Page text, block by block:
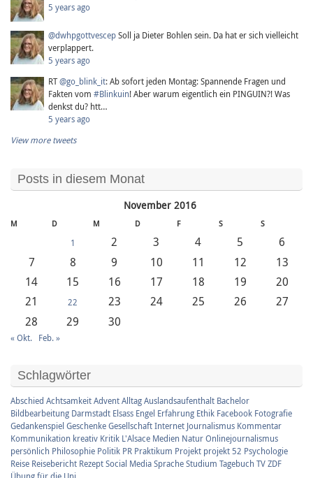
5 years ago
@dwhpgottvescepSoll ja Dieter Bohlen sein. Da hat er sich vielleicht
verplappert.
5 years ago
RT@go_blink_it: Ab sofort jeden Montag: Spannende Fragen und
Fakten vom #Blinkuin! Aber warum eigentlich ein PINGUIN?! Was
denkst du? htt…
5 years ago
View more tweets
Posts in diesem Monat
November 2016
M D M D F S S
1 2 3 4 5
6
7
8 9 10 11 12
13
14
15 16 17 18 19
20
21
22 23 24 25 26
27
28
29 30
« Okt. Feb. »
Schlagwörter
Abschied AchtsamkeitAdventAlltagAuslandsaufenthalt Bachelor
Bildbearbeitung Darmstadt Elsass Engel Erfahrung Ethik Facebook Fotografie
Gedankenspiel GeschenkeGesellschaftInternet Journalismus Kommentar
Kommunikation kreativ Kritik L'Alsace Medien NaturOnlinejournalismus
persönlich Philosophie Politik PR Praktikum Projekt projekt 52 Psychologie
Reise Reisebericht RezeptSocial MediaSpracheStudium Tagebuch TVZDF